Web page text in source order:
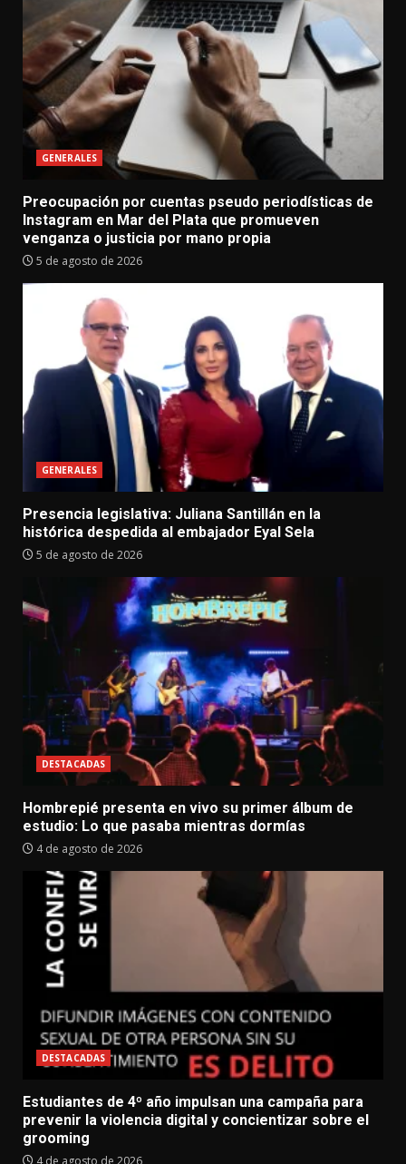
GENERALES
Preocupación por cuentas pseudo periodísticas de
Instagram en Mar del Plata que promueven
venganza o justicia por mano propia
5 de agosto de 2026
GENERALES
Presencia legislativa: Juliana Santillán en la
histórica despedida al embajador Eyal Sela
5 de agosto de 2026
DESTACADAS
Hombrepié presenta en vivo su primer álbum de
estudio: Lo que pasaba mientras dormías
4 de agosto de 2026
DESTACADAS
Estudiantes de 4º año impulsan una campaña para
prevenir la violencia digital y concientizar sobre el
grooming
4 de agosto de 2026